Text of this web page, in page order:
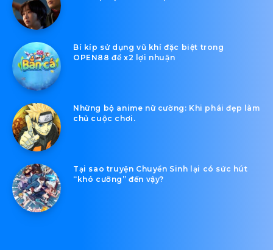
Bí kíp sử dụng vũ khí đặc biệt trong
OPEN88 để x2 lợi nhuận
Những bộ anime nữ cường: Khi phái đẹp làm
chủ cuộc chơi.
Tại sao truyện Chuyển Sinh lại có sức hút
“khó cưỡng” đến vậy?